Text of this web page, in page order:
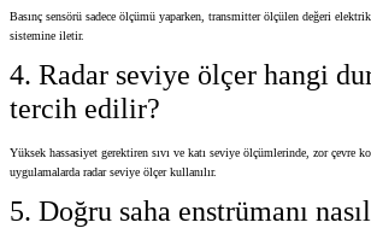
Basınç sensörü sadece ölçümü yaparken, transmitter ölçülen değeri
sistemine iletir.
4. Radar seviye ölçer hangi
tercih edilir?
Yüksek hassasiyet gerektiren sıvı ve katı seviye ölçümlerinde, zor çevre
uygulamalarda radar seviye ölçer kullanılır.
5. Doğru saha enstrümanı